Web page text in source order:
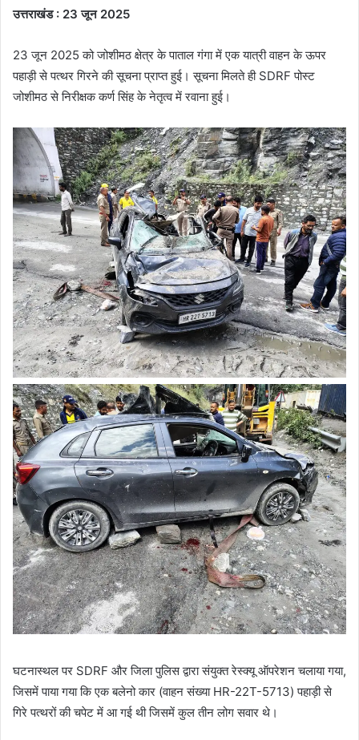
उत्तराखंड : 23 जून 2025
23 जून 2025 को जोशीमठ क्षेत्र के पाताल गंगा में एक यात्री वाहन के ऊपर
पहाड़ी से पत्थर गिरने की सूचना प्राप्त हुई। सूचना मिलते ही SDRF पोस्ट
जोशीमठ से निरीक्षक कर्ण सिंह के नेतृत्व में रवाना हुई।
घटनास्थल पर SDRF और जिला पुलिस द्वारा संयुक्त रेस्क्यू ऑपरेशन चलाया गया,
जिसमें पाया गया कि एक बलेनो कार (वाहन संख्या HR-22T-5713) पहाड़ी से
गिरे पत्थरों की चपेट में आ गई थी जिसमें कुल तीन लोग सवार थे।